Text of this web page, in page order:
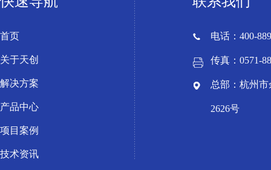
首页
关于天创
解决方案
产品中心
项目案例
技术资讯
电话：400-
传真：0571-
总部：杭州
2626号